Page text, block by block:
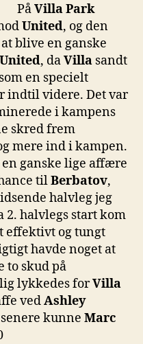
PåVilla Park
United, og den
blive en ganske
United, daVilla sandt
en specielt
indtil videre. Det var
i kampens
skred frem
mere ind i kampen.
ganske lige affære
tilBerbatov,
halvleg jeg
halvlegs start kom
effektivt og tungt
havde noget at
to skud på
lykkedes forVilla
vedAshley
kunne Marc